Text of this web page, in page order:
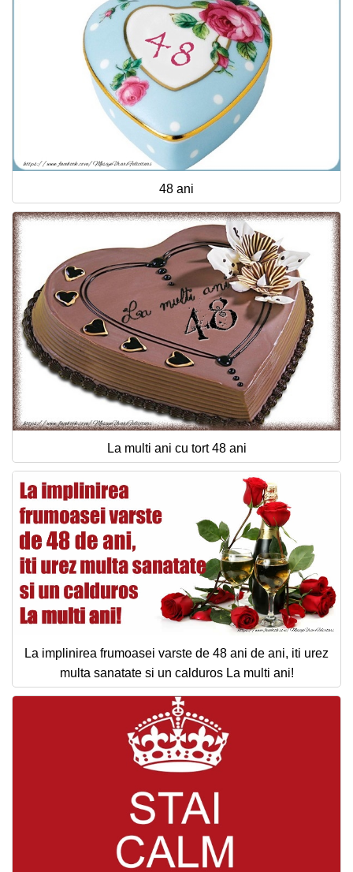
48 ani
La multi ani cu tort 48 ani
La implinirea frumoasei varste de 48 ani de ani, iti urez
multa sanatate si un calduros La multi ani!